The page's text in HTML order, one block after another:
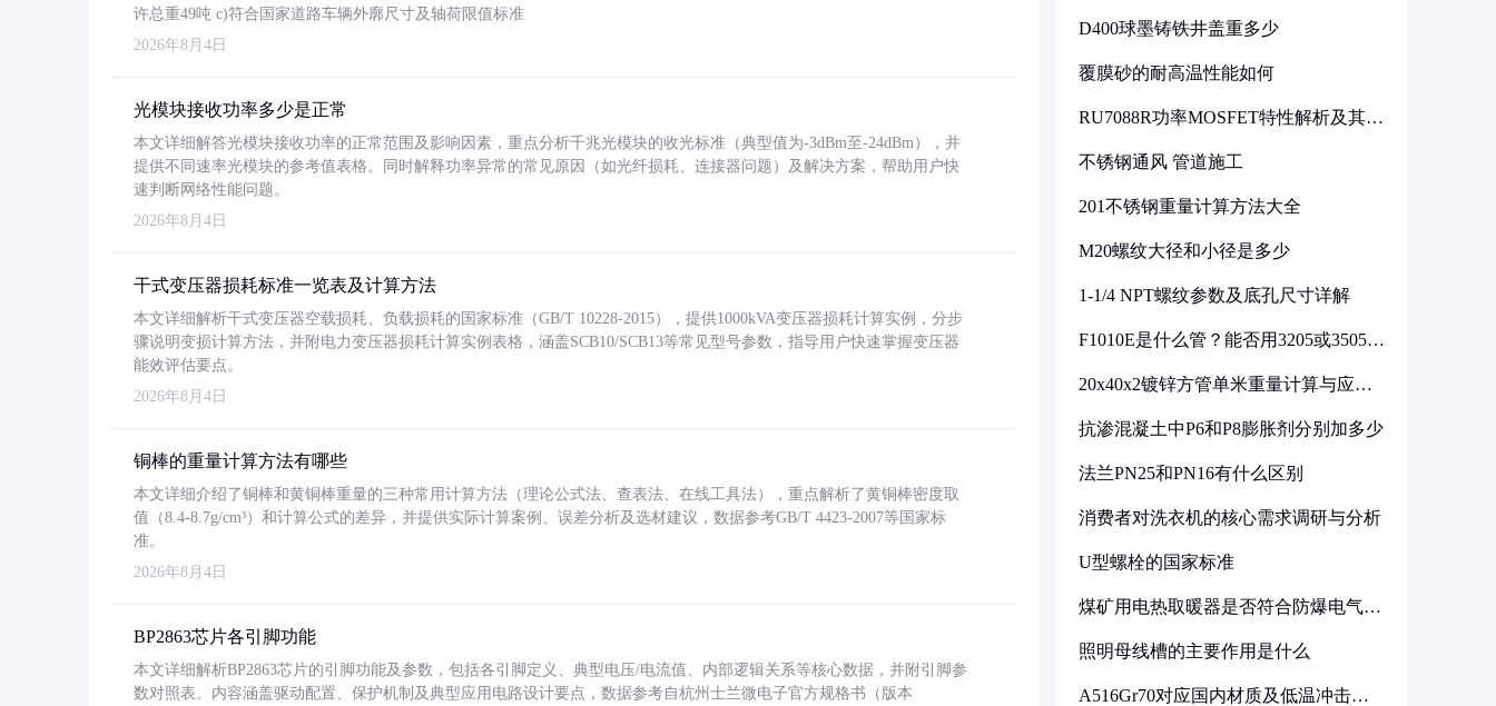
许总重49吨 c)符合国家道路车辆外廓尺寸及轴荷限值标准
2026年8月4日
光模块接收功率多少是正常
本文详细解答光模块接收功率的正常范围及影响因素，重点分析千兆光模块的收光标准（典型值为-3dBm至-24dBm），并
提供不同速率光模块的参考值表格。同时解释功率异常的常见原因（如光纤损耗、连接器问题）及解决方案，帮助用户快
速判断网络性能问题。
2026年8月4日
干式变压器损耗标准一览表及计算方法
本文详细解析干式变压器空载损耗、负载损耗的国家标准（GB/T 10228-2015），提供1000kVA变压器损耗计算实例，分步
骤说明变损计算方法，并附电力变压器损耗计算实例表格，涵盖SCB10/SCB13等常见型号参数，指导用户快速掌握变压器
能效评估要点。
2026年8月4日
铜棒的重量计算方法有哪些
本文详细介绍了铜棒和黄铜棒重量的三种常用计算方法（理论公式法、查表法、在线工具法），重点解析了黄铜棒密度取
值（8.4-8.7g/cm³）和计算公式的差异，并提供实际计算案例、误差分析及选材建议，数据参考GB/T 4423-2007等国家标
准。
2026年8月4日
BP2863芯片各引脚功能
本文详细解析BP2863芯片的引脚功能及参数，包括各引脚定义、典型电压/电流值、内部逻辑关系等核心数据，并附引脚参
数对照表。内容涵盖驱动配置、保护机制及典型应用电路设计要点，数据参考自杭州士兰微电子官方规格书（版本
D400球墨铸铁井盖重多少
覆膜砂的耐高温性能如何
RU7088R功率MOSFET特性解析及其在
不锈钢通风 管道施工
201不锈钢重量计算方法大全
M20螺纹大径和小径是多少
1-1/4 NPT螺纹参数及底孔尺寸详解
F1010E是什么管？能否用3205或3505代
20x40x2镀锌方管单米重量计算与应用
抗渗混凝土中P6和P8膨胀剂分别加多少
法兰PN25和PN16有什么区别
消费者对洗衣机的核心需求调研与分析
U型螺栓的国家标准
煤矿用电热取暖器是否符合防爆电气设
照明母线槽的主要作用是什么
A516Gr70对应国内材质及低温冲击要